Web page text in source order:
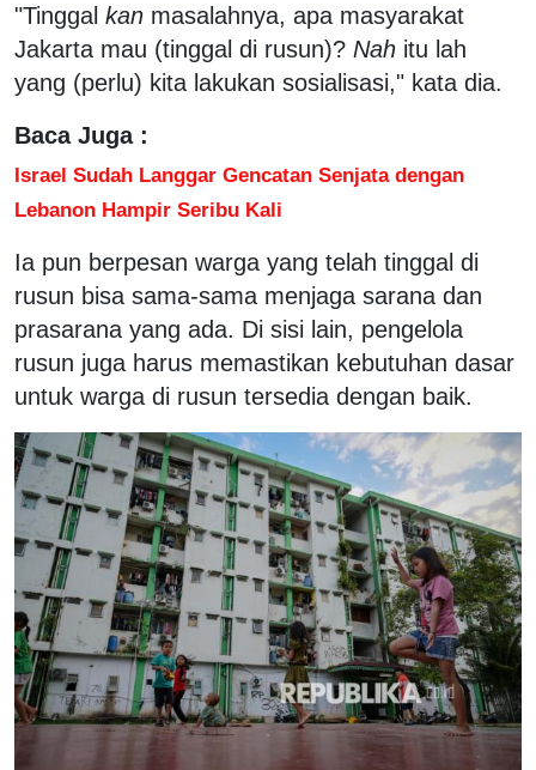
"Tinggal kan masalahnya, apa masyarakat
Jakarta mau (tinggal di rusun)? Nah itu lah
yang (perlu) kita lakukan sosialisasi," kata dia.
Baca Juga :
Israel Sudah Langgar Gencatan Senjata dengan
Lebanon Hampir Seribu Kali
Ia pun berpesan warga yang telah tinggal di
rusun bisa sama-sama menjaga sarana dan
prasarana yang ada. Di sisi lain, pengelola
rusun juga harus memastikan kebutuhan dasar
untuk warga di rusun tersedia dengan baik.